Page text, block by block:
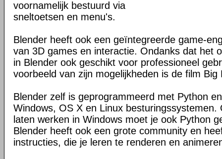
voornamelijk bestuurd via
sneltoetsen en menu's.
Blender heeft ook een geïntegreerde game-
van 3D games en interactie. Ondanks dat het
in Blender ook geschikt voor professioneel
voorbeeld van zijn mogelijkheden is de film Big
Blender zelf is geprogrammeerd met Python
Windows, OS X en Linux besturingssystemen.
laten werken in Windows moet je ook Python
Blender heeft ook een grote community en
instructies, die je leren te renderen en